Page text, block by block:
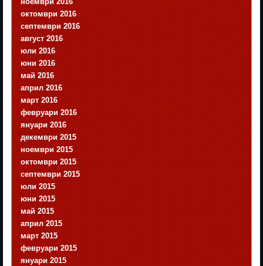
октомври 2016
септември 2016
август 2016
юли 2016
юни 2016
май 2016
април 2016
март 2016
февруари 2016
януари 2016
декември 2015
ноември 2015
октомври 2015
септември 2015
юли 2015
юни 2015
май 2015
април 2015
март 2015
февруари 2015
януари 2015